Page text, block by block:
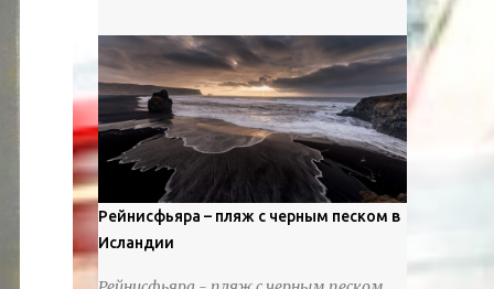
выцветание. Николлс использует
крошечные количества клея для
закрепления отдельных деталей,
используя ножи и инструменты для
текстурирования, чтобы точно
вылепить каждую деталь. источник
https://calvinnicholls.com/
Рейнисфьяра – пляж с черным песком в
Исландии